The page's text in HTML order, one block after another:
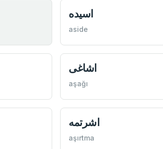
اسيده
aside
اشاغی
aşağı
اشرتمه
aşırtma